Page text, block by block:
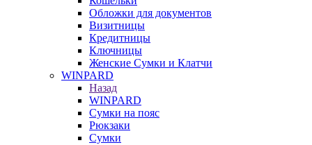
Обложки для документов
Визитницы
Кредитницы
Ключницы
Женские Сумки и Клатчи
WINPARD
Назад
WINPARD
Сумки на пояс
Рюкзаки
Сумки